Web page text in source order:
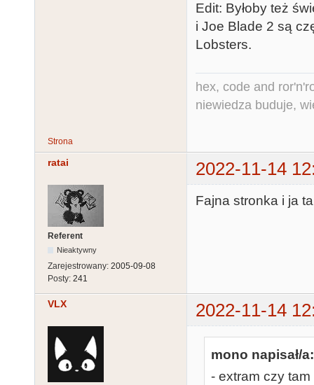
Edit: Byłoby też
i Joe Blade 2 są
Lobsters.
hex, code and
niewiedza buduje,
Strona
ratai 2022-11-14
Referent
Nieaktywny
Zarejestrowany: 2005-09-08
Posty: 241
Fajna stronka i ja
VLX 2022-11-14
mono napisał/a:
- extram czy